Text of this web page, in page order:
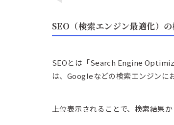
SEO（検索エンジン最適化）
SEOとは「Search Engine
は、Googleなどの検索エンジンに
上位表示されることで、検索結果